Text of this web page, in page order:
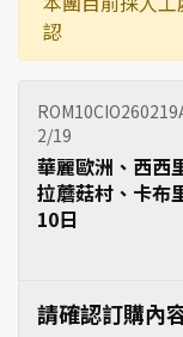
認
2/19
華麗歐洲、西西
拉蘑菇村、卡布
10日
請確認訂購內